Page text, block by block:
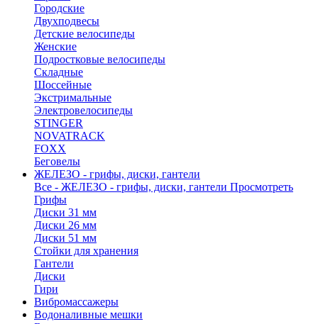
Городские
Двухподвесы
Детские велосипеды
Женские
Подростковые велосипеды
Складные
Шоссейные
Экстримальные
Электровелосипеды
STINGER
NOVATRACK
FOXX
Беговелы
ЖЕЛЕЗО - грифы, диски, гантели
Все - ЖЕЛЕЗО - грифы, диски, гантели Просмотреть
Грифы
Диски 31 мм
Диски 26 мм
Диски 51 мм
Стойки для хранения
Гантели
Диски
Гири
Вибромассажеры
Водоналивные мешки